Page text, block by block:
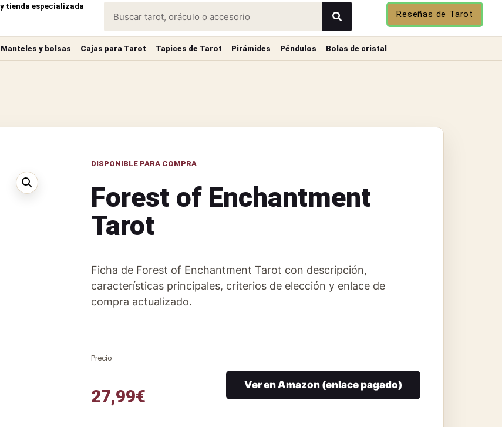
tienda especializada
Reseñas de Tarot
Manteles y bolsas Cajas para Tarot Tapices de Tarot Pirámides Péndulos Bolas de cristal
DISPONIBLE PARA COMPRA
Forest of Enchantment
Tarot
Ficha de Forest of Enchantment Tarot con descripción,
características principales, criterios de elección y enlace de
compra actualizado.
Precio
27,99€
Ver en Amazon (enlace pagado)